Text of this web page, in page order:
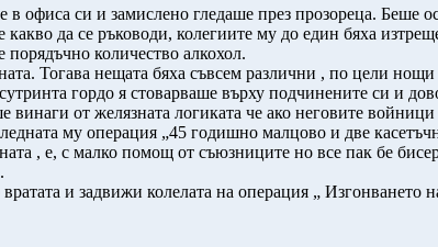
офиса си и замислено гледаше през прозореца. Беше
да се ръководи, колегиите му до един бяха
количество алкохол.
Тогава нещата бяха съвсем различни , по цели
гордо я стоварваше върху подчинените си и
от желязната логиката че ако неговите
му операция „45 годишно малцово и две
, е, с малко помощ от съюзниците но все пак бе
и задвижи колелата на операция „ Изгонването